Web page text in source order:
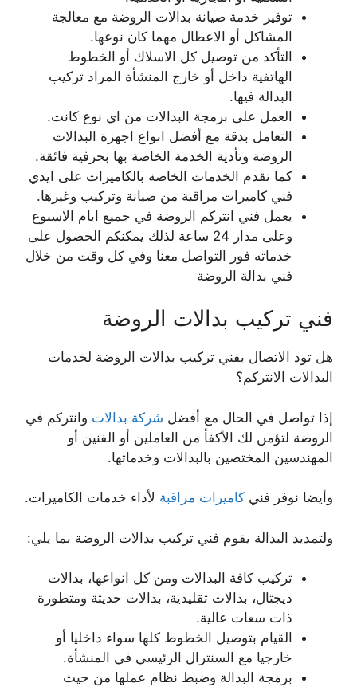
توفير خدمة صيانة بدالات الروضة مع معالجة
المشاكل أو الاعطال مهما كان نوعها.
التأكد من توصيل كل الاسلاك أو الخطوط
الهاتفية داخل أو خارج المنشأة المراد تركيب
البدالة فيها.
العمل على برمجة البدالات من اي نوع كانت.
التعامل بدقة مع أفضل انواع اجهزة البدالات
الروضة وتأدية الخدمة الخاصة بها بحرفية فائقة.
كما نقدم الخدمات الخاصة بالكاميرات على ايدي
فني كاميرات مراقبة من صيانة وتركيب وغيرها.
يعمل فني انتركم الروضة في جميع ايام الاسبوع
وعلى مدار 24 ساعة لذلك يمكنكم الحصول على
خدماته فور التواصل معنا وفي كل وقت من خلال
فني بدالة الروضة
فني تركيب بدالات الروضة
هل تود الاتصال بفني تركيب بدالات الروضة لخدمات
البدالات الانتركم؟
إذا تواصل في الحال مع أفضل شركة بدالات وانتركم في
الروضة لتؤمن لك الأكفأ من العاملين أو الفنين أو
المهندسين المختصين بالبدالات وخدماتها.
وأيضا نوفر فني كاميرات مراقبة لأداء خدمات الكاميرات.
ولتمديد البدالة يقوم فني تركيب بدالات الروضة بما يلي:
تركيب كافة البدالات ومن كل انواعها، بدالات
ديجتال، بدالات تقليدية، بدالات حديثة ومتطورة
ذات سعات عالية.
القيام بتوصيل الخطوط كلها سواء داخليا أو
خارجيا مع السنترال الرئيسي في المنشأة.
برمجة البدالة وضبط نظام عملها من حيث